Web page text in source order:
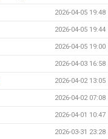
2026-04-05 19:48
2026-04-05 19:44
2026-04-05 19:00
2026-04-03 16:58
2026-04-02 13:05
2026-04-02 07:08
2026-04-01 10:47
2026-03-31 23:28